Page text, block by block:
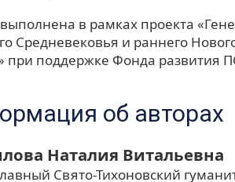
в рамках проекта
Средневековья и раннего
при поддержке Фонда развития
об авторах
Наталия Витальевна
Свято-Тихоновский